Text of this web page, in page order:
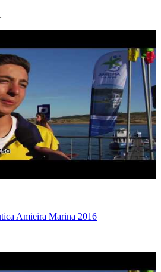
Amieira Marina 2016